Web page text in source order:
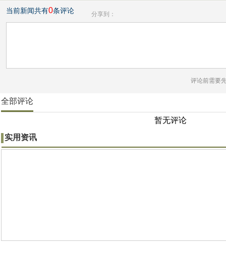
当前新闻共有0条评论 分享到：
评论前需要
全部评论
暂无评论
实用资讯